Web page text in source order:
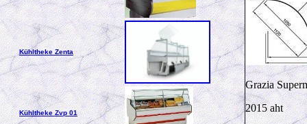
Kühltheke Zenta
Kühltheke Zvp 01
Grazia
2015 aht